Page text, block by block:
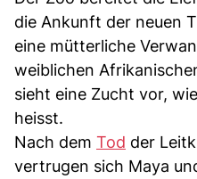
die Ankunft der neuen
eine mütterliche
weiblichen
sieht eine Zucht vor,
heisst.
Nach dem Tod der
vertrugen sich Maya